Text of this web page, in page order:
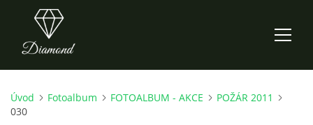
ÚVOD
Úvod Fotoalbum FOTOALBUM - AKCE
POŽÁR 2011
030